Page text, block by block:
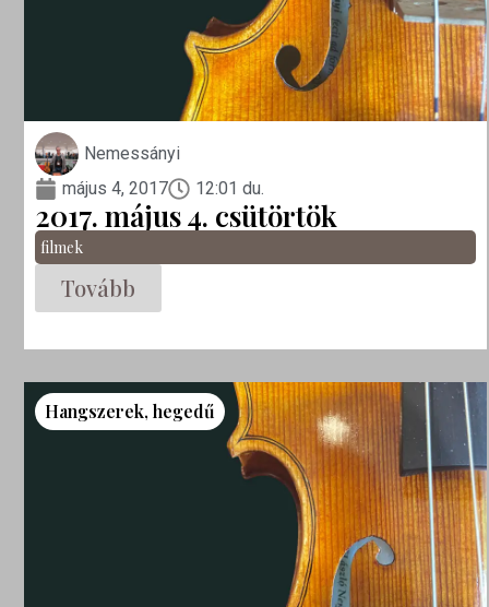
Nemessányi
május 4, 2017
12:01 du.
2017. május 4. csütörtök
filmek
Tovább
Hangszerek,hegedű